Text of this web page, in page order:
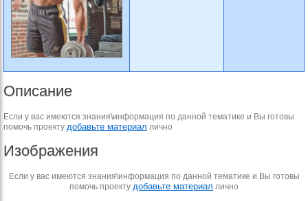
Описание
Если у вас имеются знания\информация по данной тематике и Вы готовы
помочь проекту добавьте материал лично
Изображения
Если у вас имеются знания\информация по данной тематике и Вы готовы
помочь проекту добавьте материал лично